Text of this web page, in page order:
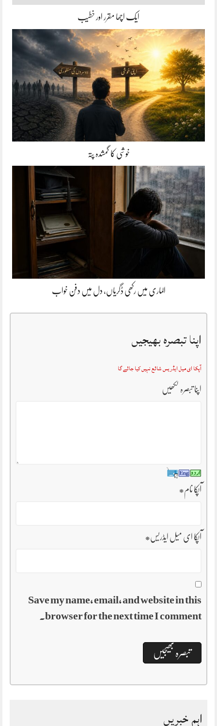
ایک اچھا مقرر اور خطیب
خوشی کا گمشدہ پتہ
الماری میں رکھی ڈگریاں، دل میں دفن خواب
اپنا تبصرہ بھیجیں
آپکا ای میل ایڈریس شائع نہیں کیا جائے گا
اپنا تبصرہ لکھیں
آپکا نام*
آپکا ای میل ایڈریس*
Save my name, email, and website in this
browser for the next time I comment.
اہم خبریں